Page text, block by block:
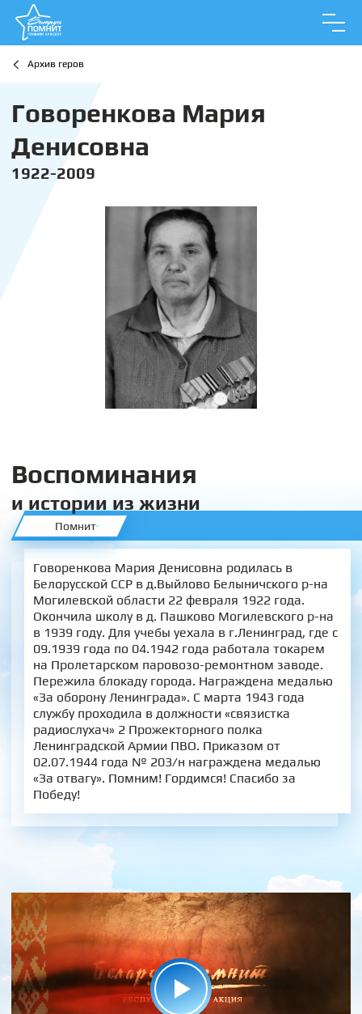
Архив геров
Говоренкова Мария
Денисовна
1922-2009
Воспоминания
и истории из жизни
Помнит
Говоренкова Мария Денисовна родилась в
Белорусской ССР в д.Выйлово Белыничского р-на
Могилевской области 22 февраля 1922 года.
Окончила школу в д. Пашково Могилевского р-на
в 1939 году. Для учебы уехала в г.Ленинград, где с
09.1939 года по 04.1942 года работала токарем
на Пролетарском паровозо-ремонтном заводе.
Пережила блокаду города. Награждена медалью
«За оборону Ленинграда». С марта 1943 года
службу проходила в должности «связистка
радиослухач» 2 Прожекторного полка
Ленинградской Армии ПВО. Приказом от
02.07.1944 года № 203/н награждена медалью
«За отвагу». Помним! Гордимся! Спасибо за
Победу!